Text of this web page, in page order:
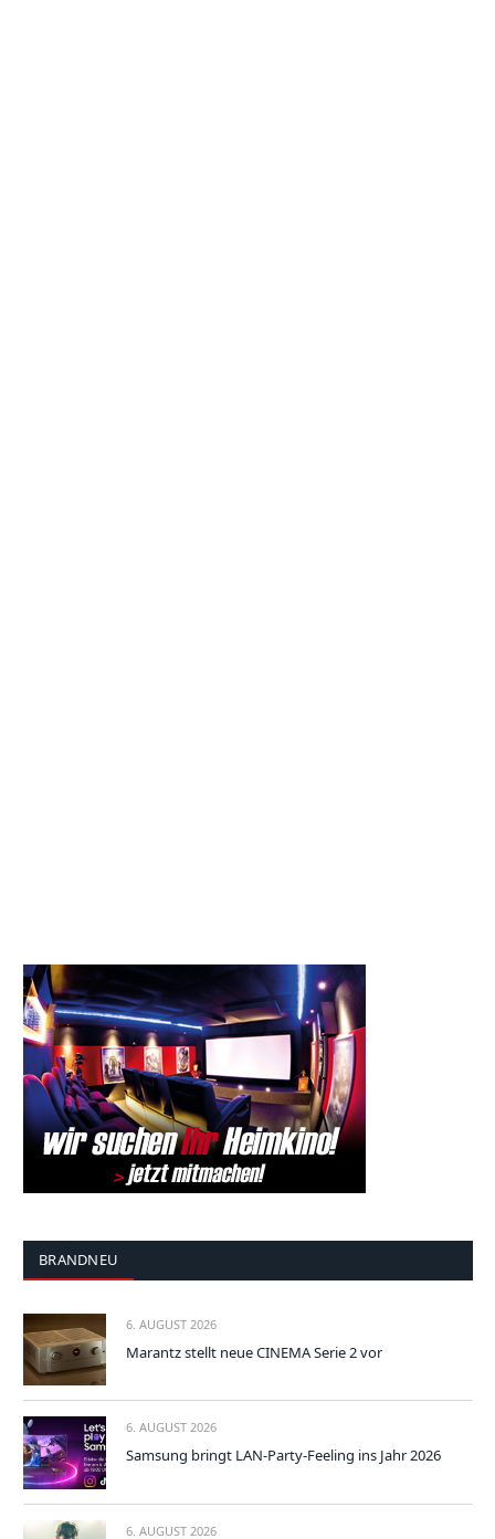
BRANDNEU
6. AUGUST 2026
Marantz stellt neue CINEMA Serie 2 vor
6. AUGUST 2026
Samsung bringt LAN-Party-Feeling ins Jahr 2026
6. AUGUST 2026